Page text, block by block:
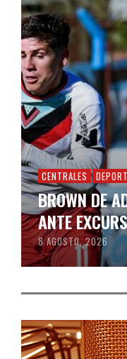
CENTRALES
BROWN DE
ANTE
8 AGOSTO, 2026